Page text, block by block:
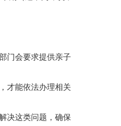
门会要求提供亲子
才能依法办理相关
决这类问题，确保